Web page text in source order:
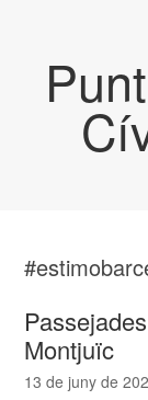
Montjuïc
13 de juny de